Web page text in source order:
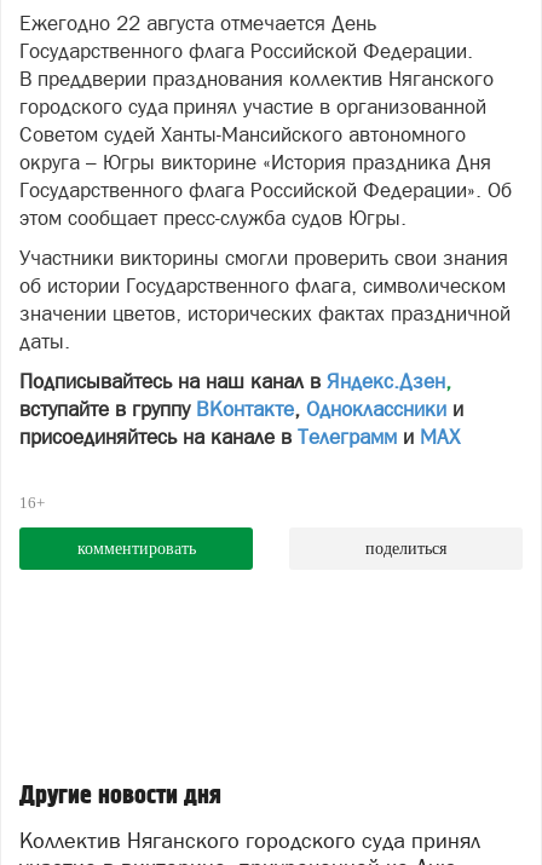
Ежегодно 22 августа отмечается День
Государственного флага Российской Федерации.
В преддверии празднования коллектив Няганского
городского суда принял участие в организованной
Советом судей Ханты-Мансийского автономного
округа – Югры викторине «История праздника Дня
Государственного флага Российской Федерации». Об
этом сообщает пресс-служба судов Югры.
Участники викторины смогли проверить свои знания
об истории Государственного флага, символическом
значении цветов, исторических фактах праздничной
даты.
Подписывайтесь на наш канал в Яндекс.Дзен,
вступайте в группу ВКонтакте, Одноклассники и
присоединяйтесь на канале в Телеграмм и МАХ
16+
комментировать поделиться
Другие новости дня
Коллектив Няганского городского суда принял